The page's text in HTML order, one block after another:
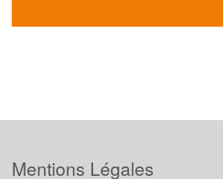
Mentions Légales